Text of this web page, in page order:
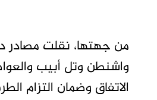
من جهتها، نقلت مصادر
واشنطن وتل أبيب
الاتفاق وضمان التزام